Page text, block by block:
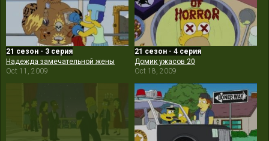
21 сезон - 3 серия
Надежда замечательной жены
Oct 11, 2009
21 сезон - 4 серия
Домик ужасов 20
Oct 18, 2009